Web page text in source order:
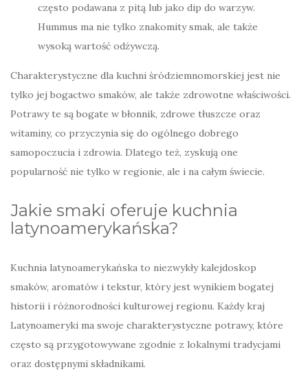
często podawana z pitą lub jako dip do warzyw.
Hummus ma nie tylko znakomity smak, ale także
wysoką wartość odżywczą.
Charakterystyczne dla kuchni śródziemnomorskiej jest nie
tylko jej bogactwo smaków, ale także zdrowotne właściwości.
Potrawy te są bogate w błonnik, zdrowe tłuszcze oraz
witaminy, co przyczynia się do ogólnego dobrego
samopoczucia i zdrowia. Dlatego też, zyskują one
popularność nie tylko w regionie, ale i na całym świecie.
Jakie smaki oferuje kuchnia
latynoamerykańska?
Kuchnia latynoamerykańska to niezwykły kalejdoskop
smaków, aromatów i tekstur, który jest wynikiem bogatej
historii i różnorodności kulturowej regionu. Każdy kraj
Latynoameryki ma swoje charakterystyczne potrawy, które
często są przygotowywane zgodnie z lokalnymi tradycjami
oraz dostępnymi składnikami.